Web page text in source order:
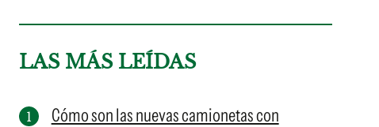
LAS MÁS LEÍDAS
Cómo son las nuevas camionetas con